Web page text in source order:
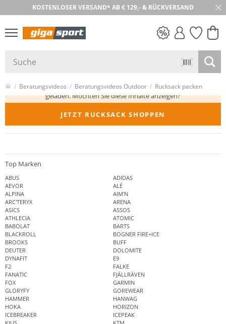
KOSTENLOSER VERSAND* AB € 129,- & RÜCKVERSAND
Beratungsvideos Beratungsvideos Outdoor Rucksack packen
Hier werden Inhalte von www.youtube.com
geladen. Möchten Sie diese Inhalte anzeigen?
INHALTE VON WWW.YOUTUBE.COM ANZEIGEN
JETZT RUCKSACK SHOPPEN
Top Marken
ABUS
ADIDAS
AEVOR
ALÉ
ALPINA
AIM'N
ARC'TERYX
ARENA
ASICS
ASSOS
ATHLECIA
ATOMIC
BABOLAT
BARTS
BLACKROLL
BOGNER FIRE+ICE
BROOKS
BUFF
DEUTER
DOLOMITE
DYNAFIT
E9
F2
FALKE
FANATIC
FJÄLLRÄVEN
FOX
GARMIN
GLORYFY
GOREWEAR
HAMMER
HANWAG
HOKA
HORIZON
ICEBREAKER
ICEPEAK
KJUS
KTM